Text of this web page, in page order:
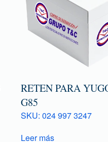
RETEN PARA
G85
SKU: 024 997 3247
Leer más